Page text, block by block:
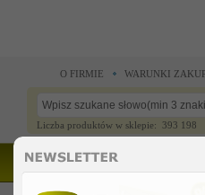
O FIRMIE WARUNKI
Liczba produktów w sklepie: 393 198
CZĘŚCI ZAMIENNE